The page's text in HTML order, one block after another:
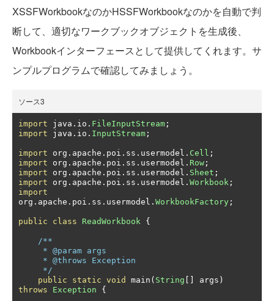
XSSFWorkbookなのかHSSFWorkbookなのかを自動で判
断して、適切なワークブックオブジェクトを生成後、
Workbookインターフェースとして提供してくれます。サ
ンプルプログラムで確認してみましょう。
ソース3
import java . io . FileInputStream ;
import java . io . InputStream ;
import org . apache . poi . ss . usermodel . Cell ;
import org . apache . poi . ss . usermodel . Row ;
import org . apache . poi . ss . usermodel . Sheet ;
import org . apache . poi . ss . usermodel . Workbook ;
import
org . apache . poi . ss . usermodel . WorkbookFactory ;
public class ReadWorkbook {
/**
     */
public
static void main ( String args )
throws
Exception {